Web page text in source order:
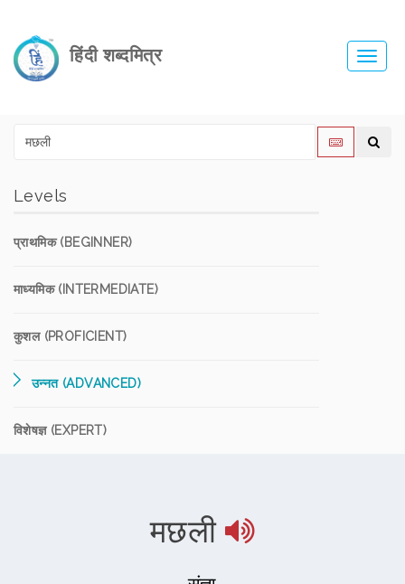
हिंदी शब्दमित्र
Levels
प्राथमिक (BEGINNER)
माध्यमिक (INTERMEDIATE)
कुशल (PROFICIENT)
उन्नत (ADVANCED)
विशेषज्ञ (EXPERT)
मछली